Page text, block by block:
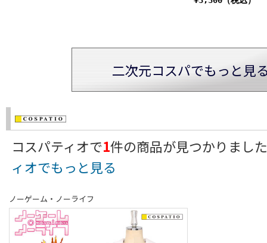
二次元コスパでもっと見
コスパティオで1件の商品が見つかりま
ィオでもっと見る
ノーゲーム・ノーライフ